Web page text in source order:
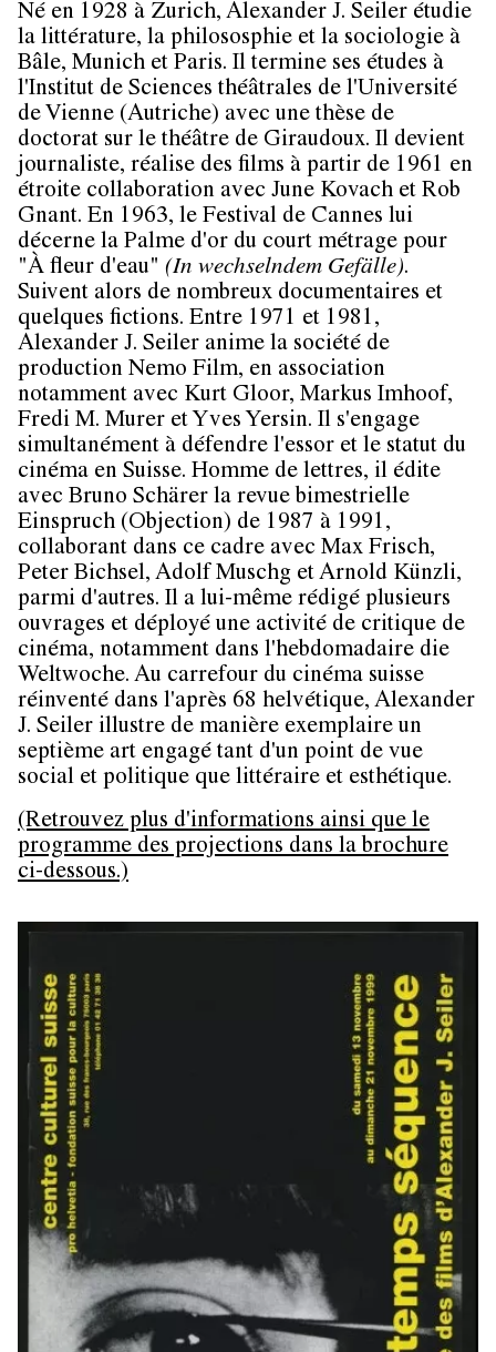
Né en 1928 à Zurich, Alexander J. Seiler étudie
la littérature, la philososphie et la sociologie à
Bâle, Munich et Paris. Il termine ses études à
l'Institut de Sciences théâtrales de l'Université
de Vienne (Autriche) avec une thèse de
doctorat sur le théâtre de Giraudoux. Il devient
journaliste, réalise des films à partir de 1961 en
étroite collaboration avec June Kovach et Rob
Gnant. En 1963, le Festival de Cannes lui
décerne la Palme d'or du court métrage pour
"À fleur d'eau" (In wechselndem Gefälle).
Suivent alors de nombreux documentaires et
quelques fictions. Entre 1971 et 1981,
Alexander J. Seiler anime la société de
production Nemo Film, en association
notamment avec Kurt Gloor, Markus Imhoof,
Fredi M. Murer et Yves Yersin. Il s'engage
simultanément à défendre l'essor et le statut du
cinéma en Suisse. Homme de lettres, il édite
avec Bruno Schärer la revue bimestrielle
Einspruch (Objection) de 1987 à 1991,
collaborant dans ce cadre avec Max Frisch,
Peter Bichsel, Adolf Muschg et Arnold Künzli,
parmi d'autres. Il a lui-même rédigé plusieurs
ouvrages et déployé une activité de critique de
cinéma, notamment dans l'hebdomadaire die
Weltwoche. Au carrefour du cinéma suisse
réinventé dans l'après 68 helvétique, Alexander
J. Seiler illustre de manière exemplaire un
septième art engagé tant d'un point de vue
social et politique que littéraire et esthétique.
(Retrouvez plus d'informations ainsi que le
programme des projections dans la brochure
ci-dessous.)